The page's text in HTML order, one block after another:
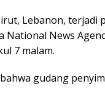
Lebanon, terjadi
National News
7 malam.
gudang